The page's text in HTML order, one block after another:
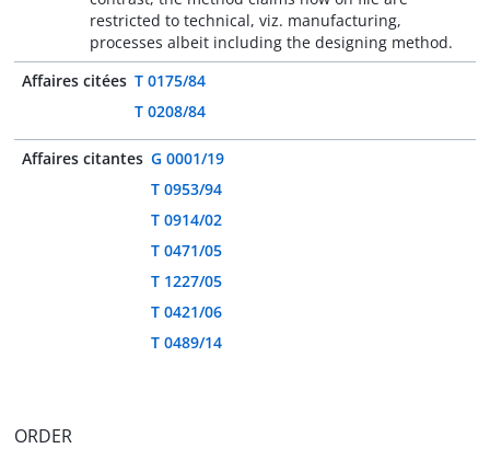
restricted to technical, viz. manufacturing,
processes albeit including the designing method.
Affaires citées T 0175/84
T 0208/84
Affaires citantes G 0001/19
T 0953/94
T 0914/02
T 0471/05
T 1227/05
T 0421/06
T 0489/14
ORDER